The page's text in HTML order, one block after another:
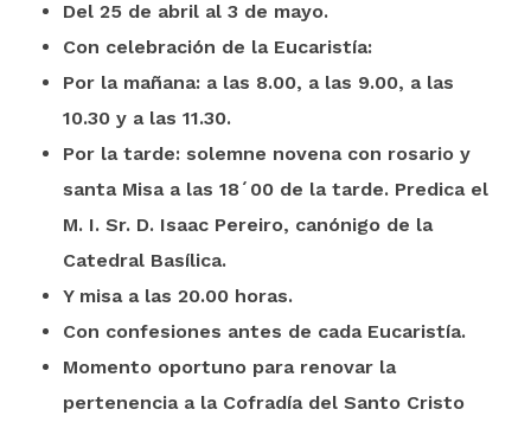
Del 25 de abril al 3 de mayo.
Con celebración de la Eucaristía:
Por la mañana: a las 8.00, a las 9.00, a las
10.30 y a las 11.30.
Por la tarde: solemne novena con rosario y
santa Misa a las 18´00 de la tarde. Predica el
M. I. Sr. D. Isaac Pereiro, canónigo de la
Catedral Basílica.
Y misa a las 20.00 horas.
Con confesiones antes de cada Eucaristía.
Momento oportuno para renovar la
pertenencia a la Cofradía del Santo Cristo